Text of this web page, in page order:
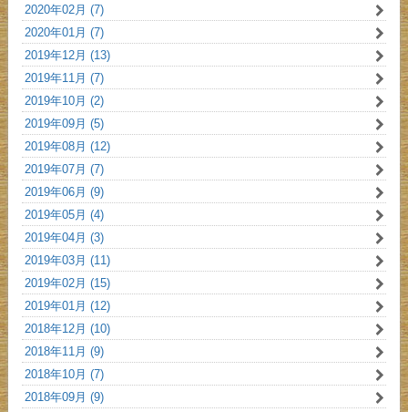
2020年02月 (7)
2020年01月 (7)
2019年12月 (13)
2019年11月 (7)
2019年10月 (2)
2019年09月 (5)
2019年08月 (12)
2019年07月 (7)
2019年06月 (9)
2019年05月 (4)
2019年04月 (3)
2019年03月 (11)
2019年02月 (15)
2019年01月 (12)
2018年12月 (10)
2018年11月 (9)
2018年10月 (7)
2018年09月 (9)